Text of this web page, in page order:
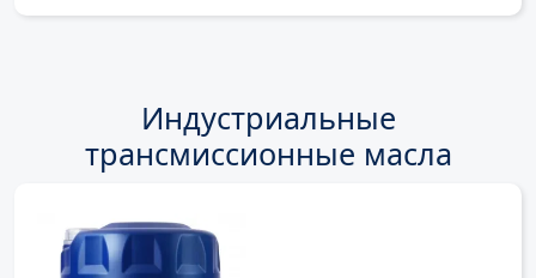
Индустриальные
трансмиссионные масла